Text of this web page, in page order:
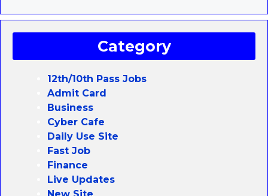
Category
12th/10th Pass Jobs
Admit Card
Business
Cyber Cafe
Daily Use Site
Fast Job
Finance
Live Updates